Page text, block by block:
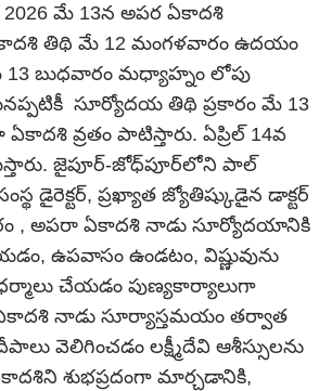
2026 మే 13న అపర ఏకాదశి
తిథి మే 12 మంగళవారం ఉదయం
13 బుధవారం మధ్యాహ్నం లోపు
సూర్యోదయ తిథి ప్రకారం మే 13
వ్రతం పాటిస్తారు. ఏప్రిల్ 14వ
జైపూర్-జోధ్‌పూర్‌లోని పాల్
డైరెక్టర్, ప్రఖ్యాత జ్యోతిష్కుడైన డాక్టర్
, అపరా ఏకాదశి నాడు సూర్యోదయానికి
ఉపవాసం ఉండటం, విష్ణువును
చేయడం పుణ్యకార్యాలుగా
నాడు సూర్యాస్తమయం తర్వాత
వెలిగించడం లక్ష్మీదేవి ఆశీస్సులను
శుభప్రదంగా మార్చడానికి,